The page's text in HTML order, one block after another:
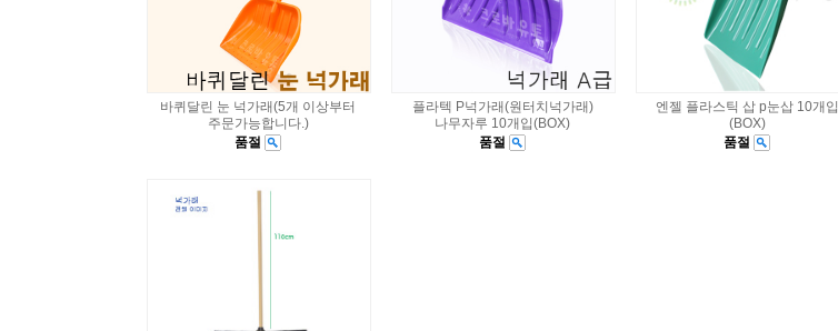
바퀴달린 눈 넉가래(5개 이상부터
주문가능합니다.)
품절
플라텍 P넉가래(원터치넉가래)
나무자루 10개입(BOX)
품절
엔젤 플라스틱 삽 p눈삽 10개입
(BOX)
품절